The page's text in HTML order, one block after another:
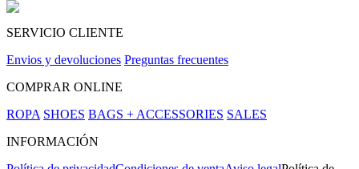
SERVICIO CLIENTE
Envios y devoluciones Preguntas frecuentes
COMPRAR ONLINE
ROPA SHOES BAGS + ACCESSORIES SALES
INFORMACIÓN